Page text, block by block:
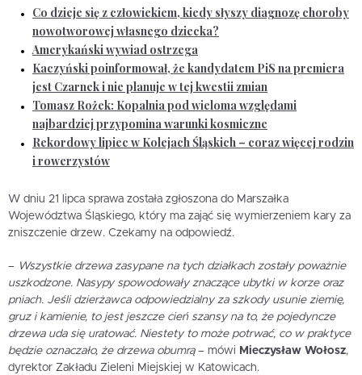
Co dzieje się z człowiekiem, kiedy słyszy diagnozę choroby
nowotworowej własnego dziecka?
Amerykański wywiad ostrzega
Kaczyński poinformował, że kandydatem PiS na premiera
jest Czarnek i nie planuje w tej kwestii zmian
Tomasz Rożek: Kopalnia pod wieloma względami
najbardziej przypomina warunki kosmiczne
Rekordowy lipiec w Kolejach Śląskich – coraz więcej rodzin
i rowerzystów
W dniu 21 lipca sprawa została zgłoszona do Marszałka
Województwa Śląskiego, który ma zająć się wymierzeniem kary za
zniszczenie drzew. Czekamy na odpowiedź.
– Wszystkie drzewa zasypane na tych działkach zostały poważnie
uszkodzone. Nasypy spowodowały znaczące ubytki w korze oraz
pniach. Jeśli dzierżawca odpowiedzialny za szkody usunie ziemię,
gruz i kamienie, to jest jeszcze cień szansy na to, że pojedyncze
drzewa uda się uratować. Niestety to może potrwać, co w praktyce
będzie oznaczało, że drzewa obumrą– mówi Mieczysław Wołosz,
dyrektor Zakładu Zieleni Miejskiej w Katowicach.